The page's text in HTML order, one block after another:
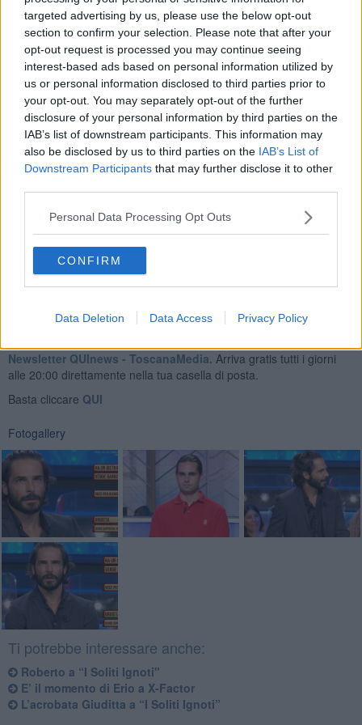
targeted advertising by us, please use the below opt-out
section to confirm your selection. Please note that after your
opt-out request is processed you may continue seeing
interest-based ads based on personal information utilized by
us or personal information disclosed to third parties prior to
your opt-out. You may separately opt-out of the further
disclosure of your personal information by third parties on the
IAB’s list of downstream participants. This information may
also be disclosed by us to third parties on the IAB’s List of
Downstream Participants that may further disclose it to other
Personal Data Processing Opt Outs
CONFIRM
Data Deletion Data Access Privacy Policy
‘voce per audiolibri’. Bocci ha preferito comunque avvalersi degli
indizi che hanno suscitato curiosità e simpatia per il livornese:
andare a scuola col pigiama e le ciabatte o scoprire in una vecchia
foto del nonno in guerra un proprio sosia, sono eventi singolari ma
l’indizio che più ha aiutato Bocci a prendere la strada giusta, è stato
quello più inerente il suo lavoro ossia lo scarico di qualcosa.
Iacopo è difatti per mestiere un gruista, ossia un manovratore di
gru al porto di Livorno come mostra la foto che lo ritrae ad
un’altezza di 43m e che fa venire le vertigini solo a guardarla.
Elisa Cosci
© Riproduzione riservata
Newsletter QUInews - ToscanaMedia. Arriva gratis tutti i giorni
alle 20:00 direttamente nella tua casella di posta.
Basta cliccare QUI
Fotogallery
Ti potrebbe interessare anche:
Roberto a “I Soliti Ignoti"
​E’ il momento di Erio a X-Factor
L’acrobata Giuditta a “I Soliti Ignoti”